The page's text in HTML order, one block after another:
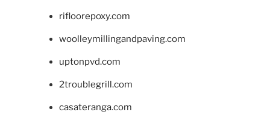
rifloorepoxy.com
woolleymillingandpaving.com
uptonpvd.com
2troublegrill.com
casateranga.com